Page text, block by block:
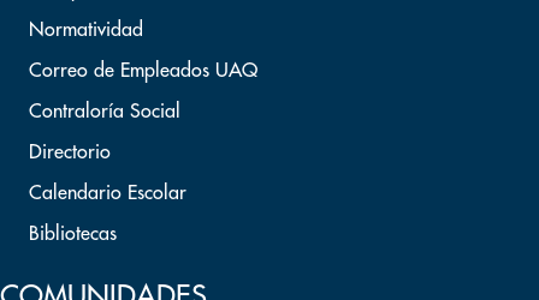
Normatividad
Correo de Empleados UAQ
Contraloría Social
Directorio
Calendario Escolar
Bibliotecas